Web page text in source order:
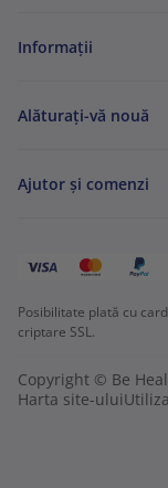
Informaţii
Alăturați-vă nouă
Ajutor și comenzi
Posibilitate plată cu
criptare SSL.
Copyright © Be
Harta site-ului